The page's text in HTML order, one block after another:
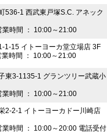
536-1 西武東戸塚S.C. アネック
時間 ： 10:00～21:00
1-15 イトーヨーカ堂立場店 3F
時間 ： 10:00～21:00
東3-1135-1 グランツリー武蔵小
時間 ： 10:00～21:00
2-2-1 イトーヨーカドー川崎店
時間 ： 10:00～20:00 電話受付